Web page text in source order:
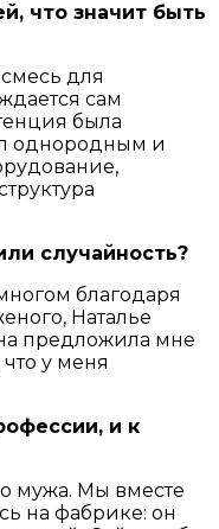
что значит быть
для
сам
была
однородным и
случайность?
благодаря
Наталье
предложила мне
у меня
и к
мужа. Мы вместе
на фабрике: он